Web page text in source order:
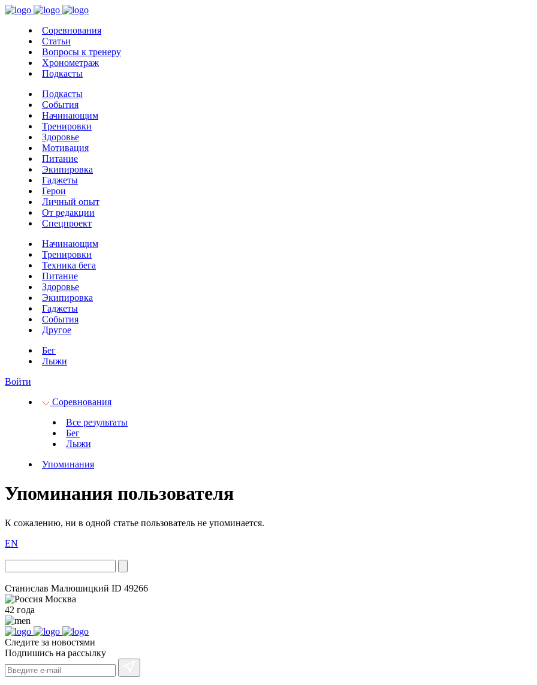
Соревнования
Статьи
Вопросы к тренеру
Хронометраж
Подкасты
Подкасты
События
Начинающим
Тренировки
Здоровье
Мотивация
Питание
Экипировка
Гаджеты
Герои
Личный опыт
От редакции
Спецпроект
Начинающим
Тренировки
Техника бега
Питание
Здоровье
Экипировка
Гаджеты
События
Другое
Бег
Лыжи
Войти
Соревнования
Все результаты
Бег
Лыжи
Упоминания
Упоминания пользователя
К сожалению, ни в одной статье пользователь не упоминается.
EN
Станислав Малюшицкий ID 49266
Москва
42 года
Следите за новостями
Подпишись на рассылку